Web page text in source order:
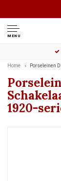
MENU
Home Porseleinen
1920-